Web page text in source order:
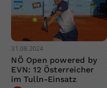
31.08.2024
NÖ Open powered by
EVN: 12 Österreicher
im Tulln-Einsatz